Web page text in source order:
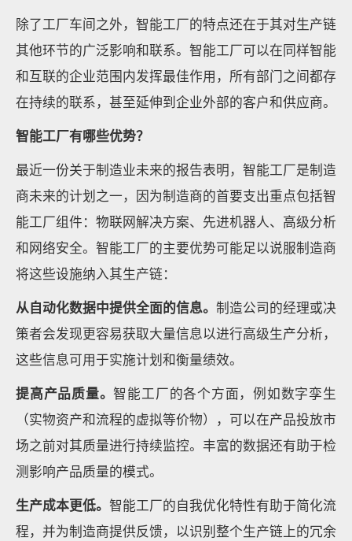
除了工厂车间之外，智能工厂的特点还在于其对生产链
其他环节的广泛影响和联系。智能工厂可以在同样智能
和互联的企业范围内发挥最佳作用，所有部门之间都存
在持续的联系，甚至延伸到企业外部的客户和供应商。
智能工厂有哪些优势？
最近一份关于制造业未来的报告表明，智能工厂是制造
商未来的计划之一，因为制造商的首要支出重点包括智
能工厂组件：物联网解决方案、先进机器人、高级分析
和网络安全。智能工厂的主要优势可能足以说服制造商
将这些设施纳入其生产链：
从自动化数据中提供全面的信息。 制造公司的经理或决
策者会发现更容易获取大量信息以进行高级生产分析，
这些信息可用于实施计划和衡量绩效。
提高产品质量。智能工厂的各个方面，例如数字孪生
（实物资产和流程的虚拟等价物），可以在产品投放市
场之前对其质量进行持续监控。丰富的数据还有助于检
测影响产品质量的模式。
生产成本更低。 智能工厂的自我优化特性有助于简化流
程，并为制造商提供反馈，以识别整个生产链上的冗余